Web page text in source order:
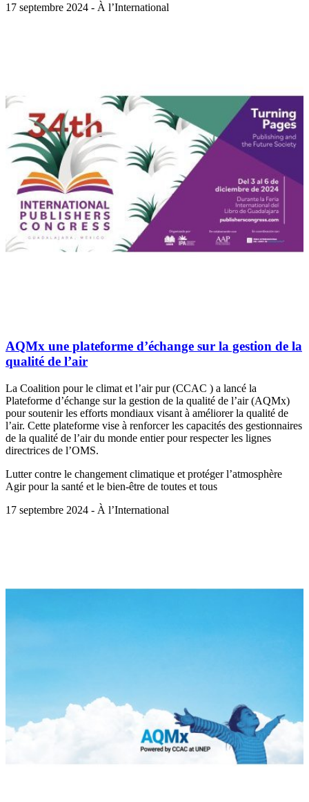
17 septembre 2024 - À l’International
AQMx une plateforme d’échange sur la gestion de la
qualité de l’air
La Coalition pour le climat et l’air pur (CCAC ) a lancé la
Plateforme d’échange sur la gestion de la qualité de l’air (AQMx)
pour soutenir les efforts mondiaux visant à améliorer la qualité de
l’air. Cette plateforme vise à renforcer les capacités des gestionnaires
de la qualité de l’air du monde entier pour respecter les lignes
directrices de l’OMS.
Lutter contre le changement climatique et protéger l’atmosphère
Agir pour la santé et le bien-être de toutes et tous
17 septembre 2024 - À l’International